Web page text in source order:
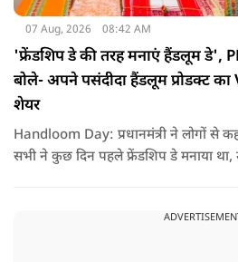
07 Aug, 2026 08:42 AM
'फ्रेंडशिप डे की तरह मनाएं हैंडलूम डे',
बोले- अपने पसंदीदा हैंडलूम प्रोडक्ट
शेयर
Handloom Day: प्रधानमंत्री ने लोगों से
सभी ने कुछ दिन पहले फ्रेंडशिप डे मनाया